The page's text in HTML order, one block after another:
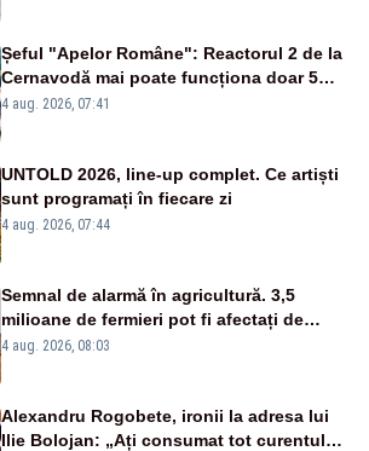
Șeful "Apelor Române": Reactorul 2 de la
Cernavodă mai poate funcționa doar 5
zile
4 aug. 2026, 07:41
UNTOLD 2026, line-up complet. Ce artiști
sunt programați în fiecare zi
4 aug. 2026, 07:44
Semnal de alarmă în agricultură. 3,5
milioane de fermieri pot fi afectați de
strategia pentru conservarea
4 aug. 2026, 08:03
Alexandru Rogobete, ironii la adresa lui
Ilie Bolojan: „Ați consumat tot curentul